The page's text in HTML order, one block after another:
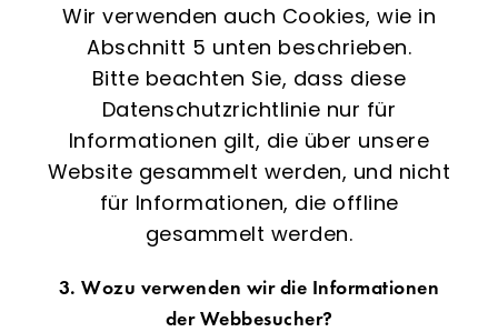
Wir verwenden auch Cookies, wie in
Abschnitt 5 unten beschrieben.
Bitte beachten Sie, dass diese
Datenschutzrichtlinie nur für
Informationen gilt, die über unsere
Website gesammelt werden, und nicht
für Informationen, die offline
gesammelt werden.
3. Wozu verwenden wir die Informationen
der Webbesucher?